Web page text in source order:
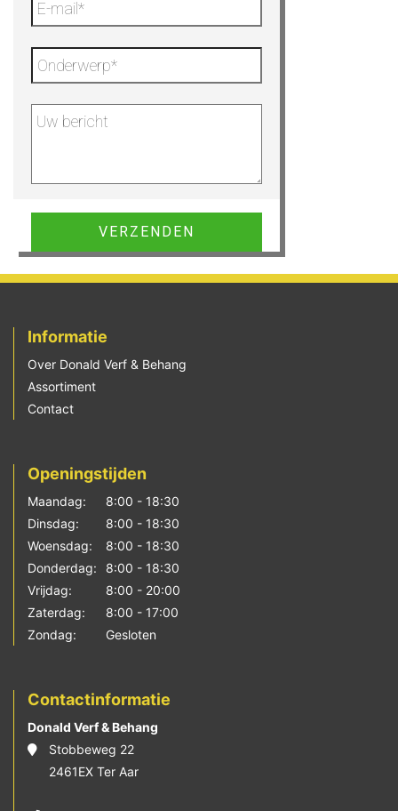
Gelieve dit veld leeg te laten.
Informatie
Over Donald Verf & Behang
Assortiment
Contact
Openingstijden
Maandag:
8:00 - 18:30
Dinsdag:
8:00 - 18:30
Woensdag:
8:00 - 18:30
Donderdag:
8:00 - 18:30
Vrijdag:
8:00 - 20:00
Zaterdag:
8:00 - 17:00
Zondag:
Gesloten
Contactinformatie
Donald Verf & Behang
Stobbeweg 22
2461EX Ter Aar